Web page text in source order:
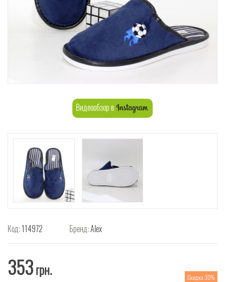
Видеообзор в
Код:114972 Бренд:Alex
353грн. Скидка 30%